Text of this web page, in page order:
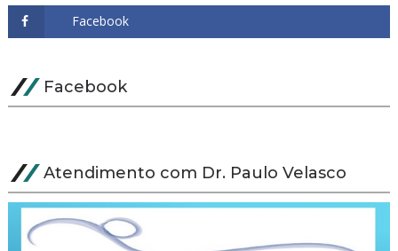
Facebook
Atendimento com Dr. Paulo Velasco